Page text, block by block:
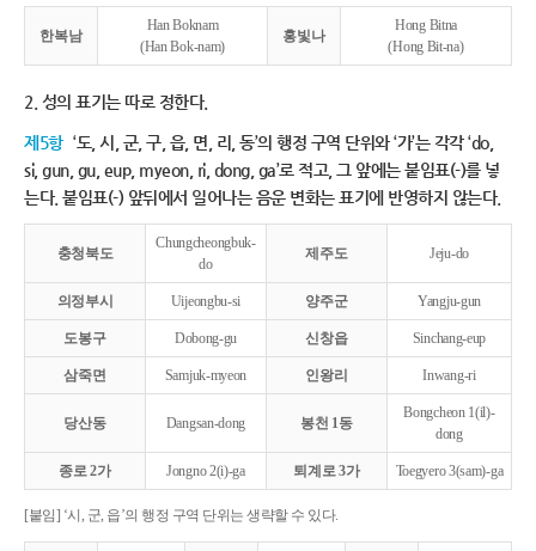
한복남
Han Boknam
(Han Bok-nam)
홍빛나
Hong Bitna
(Hong Bit-na)
2. 성의 표기는 따로 정한다.
제5항 ‘도, 시, 군, 구, 읍, 면, 리, 동’의 행정 구역 단위와 ‘가’는 각각 ‘do,
si, gun, gu, eup, myeon, ri, dong, ga’로 적고, 그 앞에는 붙임표(-)를 넣
는다. 붙임표(-) 앞뒤에서 일어나는 음운 변화는 표기에 반영하지 않는다.
충청북도
Chungcheongbuk-
do
제주도 Jeju-do
의정부시 Uijeongbu-si 양주군 Yangju-gun
도봉구 Dobong-gu 신창읍 Sinchang-eup
삼죽면 Samjuk-myeon 인왕리 Inwang-ri
당산동 Dangsan-dong 봉천 1동
Bongcheon 1(il)-
dong
종로 2가 Jongno 2(i)-ga 퇴계로 3가 Toegyero 3(sam)-ga
[붙임] ‘시, 군, 읍’의 행정 구역 단위는 생략할 수 있다.